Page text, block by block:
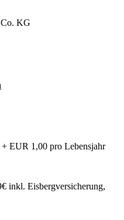
KG
1,00 pro Lebensjahr
inkl. Eisbergversicherung,